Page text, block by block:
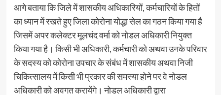
आगे बताया कि जिले में शासकीय अधिकारियों, कर्मचारियों के हितों
का ध्यान में रखते हुए जिला कोरोना योद्धा सेल का गठन किया गया है
जिसमें अपर कलेक्टर मूलचंद वर्मा को नोडल अधिकारी नियुक्त
किया गया है। किसी भी अधिकारी, कर्मचारी को अथवा उनके परिवार
के सदस्य को कोरोना उपचार के संबंध में शासकीय अथवा निजी
चिकित्सालय में किसी भी प्रकार की समस्या होने पर वे नोडल
अधिकारी को अवगत करायेंगे। नोडल अधिकारी द्वारा